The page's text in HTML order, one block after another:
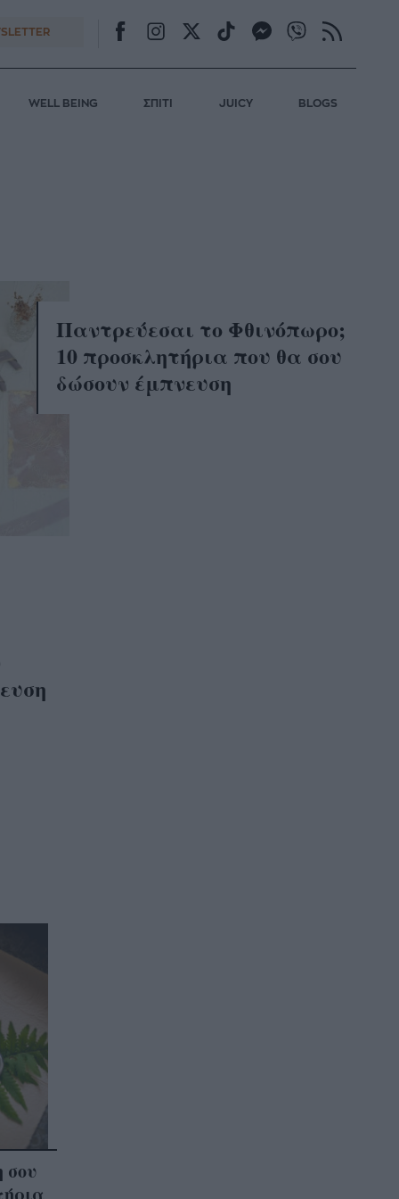
WELL BEING ΣΠΙΤΙ JUICY BLOGS
Παντρεύεσαι το Φθινόπωρο;
10 προσκλητήρια που θα σου
δώσουν έμπνευση
σου